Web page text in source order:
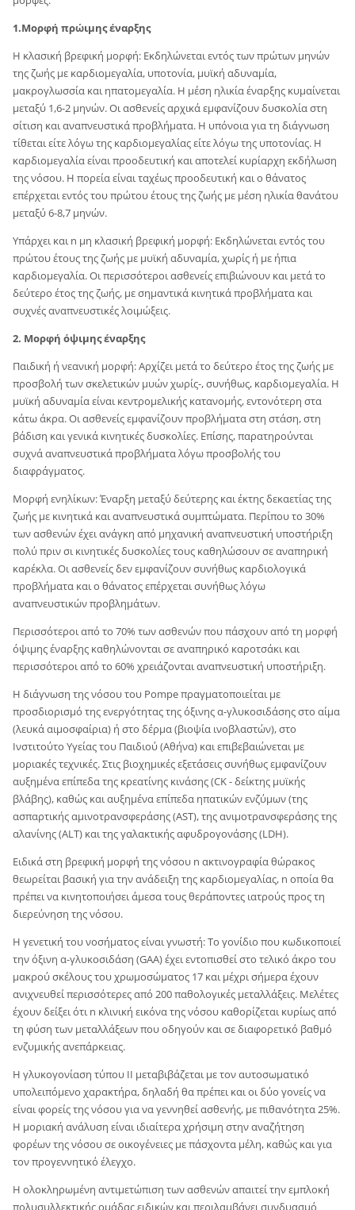
1.Μορφή πρώιμης έναρξης
Η κλασική βρεφική μορφή: Εκδηλώνεται εντός των πρώτων μηνών
της ζωής με καρδιομεγαλία, υποτονία, μυϊκή αδυναμία,
μακρογλωσσία και ηπατομεγαλία. Η μέση ηλικία έναρξης κυμαίνεται
μεταξύ 1,6-2 μηνών. Οι ασθενείς αρχικά εμφανίζουν δυσκολία στη
σίτιση και αναπνευστικά προβλήματα. Η υπόνοια για τη διάγνωση
τίθεται είτε λόγω της καρδιομεγαλίας είτε λόγω της υποτονίας. Η
καρδιομεγαλία είναι προοδευτική και αποτελεί κυρίαρχη εκδήλωση
της νόσου. Η πορεία είναι ταχέως προοδευτική και ο θάνατος
επέρχεται εντός του πρώτου έτους της ζωής με μέση ηλικία θανάτου
μεταξύ 6-8,7 μηνών.
Υπάρχει και n μη κλασική βρεφική μορφή: Εκδηλώνεται εντός του
πρώτου έτους της ζωής με μυϊκή αδυναμία, χωρίς ή με ήπια
καρδιομεγαλία. Οι περισσότεροι ασθενείς επιβιώνουν και μετά το
δεύτερο έτος της ζωής, με σημαντικά κινητικά προβλήματα και
συχνές αναπνευστικές λοιμώξεις.
2. Μορφή όψιμης έναρξης
Παιδική ή νεανική μορφή: Αρχίζει μετά το δεύτερο έτος της ζωής με
προσβολή των σκελετικών μυών χωρίς-, συνήθως, καρδιομεγαλία. Η
μυϊκή αδυναμία είναι κεντρομελικής κατανομής, εντονότερη στα
κάτω άκρα. Οι ασθενείς εμφανίζουν προβλήματα στη στάση, στη
βάδιση και γενικά κινητικές δυσκολίες. Επίσης, παρατηρούνται
συχνά αναπνευστικά προβλήματα λόγω προσβολής του
διαφράγματος.
Μορφή ενηλίκων: Έναρξη μεταξύ δεύτερης και έκτης δεκαετίας της
ζωής με κινητικά και αναπνευστικά συμπτώματα. Περίπου το 30%
των ασθενών έχει ανάγκη από μηχανική αναπνευστική υποστήριξη
πολύ πριν σι κινητικές δυσκολίες τους καθηλώσουν σε αναπηρική
καρέκλα. Οι ασθενείς δεν εμφανίζουν συνήθως καρδιολογικά
προβλήματα και ο θάνατος επέρχεται συνήθως λόγω
αναπνευστικών προβλημάτων.
Περισσότεροι από το 70% των ασθενών που πάσχουν από τη μορφή
όψιμης έναρξης καθηλώνονται σε αναπηρικό καροτσάκι και
περισσότεροι από το 60% χρειάζονται αναπνευστική υποστήριξη.
Η διάγνωση της νόσου του Pompe πραγματοποιείται με
προσδιορισμό της ενεργότητας της όξινης α-γλυκοσιδάσης στο αίμα
(λευκά αιμοσφαίρια) ή στο δέρμα (βιοψία ινοβλαστών), στο
Ινστιτούτο Υγείας του Παιδιού (Αθήνα) και επιβεβαιώνεται με
μοριακές τεχνικές. Στις βιοχημικές εξετάσεις συνήθως εμφανίζουν
αυξημένα επίπεδα της κρεατίνης κινάσης (CK - δείκτης μυϊκής
βλάβης), καθώς και αυξημένα επίπεδα ηπατικών ενζύμων (της
ασπαρτικής αμινοτρανσφεράσης (AST), της ανιμοτρανσφεράσης της
αλανίνης (ALT) και της γαλακτικής αφυδρογονάσης (LDH).
Ειδικά στη βρεφική μορφή της νόσου n ακτινογραφία θώρακος
θεωρείται βασική για την ανάδειξη της καρδιομεγαλίας, n οποία θα
πρέπει να κινητοποιήσει άμεσα τους θεράποντες ιατρούς προς τη
διερεύνηση της νόσου.
Η γενετική του νοσήματος είναι γνωστή: To γονίδιο που κωδικοποιεί
την όξινη α-γλυκοσιδάση (GAA) έχει εντοπισθεί στο τελικό άκρο του
μακρού σκέλους του χρωμοσώματος 17 και μέχρι σήμερα έχουν
ανιχνευθεί περισσότερες από 200 παθολογικές μεταλλάξεις. Μελέτες
έχουν δείξει ότι n κλινική εικόνα της νόσου καθορίζεται κυρίως από
τη φύση των μεταλλάξεων που οδηγούν και σε διαφορετικό βαθμό
ενζυμικής ανεπάρκειας.
Η γλυκογονίαση τύπου II μεταβιβάζεται με τον αυτοσωματικό
υπολειπόμενο χαρακτήρα, δηλαδή θα πρέπει και οι δύο γονείς να
είναι φορείς της νόσου για να γεννηθεί ασθενής, με πιθανότητα 25%.
Η μοριακή ανάλυση είναι ιδιαίτερα χρήσιμη στην αναζήτηση
φορέων της νόσου σε οικογένειες με πάσχοντα μέλη, καθώς και για
τον προγεννητικό έλεγχο.
Η ολοκληρωμένη αντιμετώπιση των ασθενών απαιτεί την εμπλοκή
πολυσυλλεκτικής ομάδας ειδικών και περιλαμβάνει συνδυασμό